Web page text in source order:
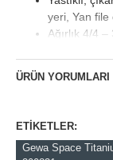
yeri, Yan file
Ağırlık 4/4
ÜRÜN YORUMLARI
ETIKETLER:
Gewa Space